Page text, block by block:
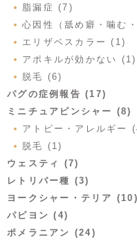
脂漏症 (7)
心因性（舐め癖・噛む
エリザベスカラー (1)
アポキルが効かない (1)
脱毛 (6)
パグの症例報告 (17)
ミニチュアピンシャー (8)
アトピー・アレルギー
脱毛 (1)
ウェスティ (7)
レトリバー種 (3)
ヨークシャー・テリア (10)
パピヨン (4)
ポメラニアン (24)